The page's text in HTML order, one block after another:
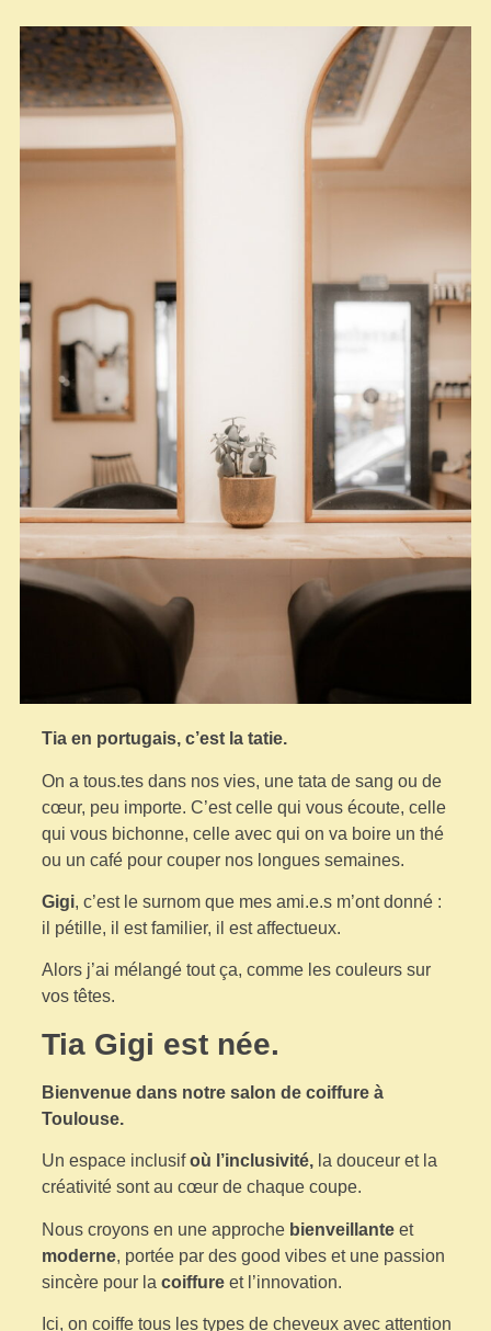
Tia en portugais, c’est la tatie.
On a tous.tes dans nos vies, une tata de sang ou de
cœur, peu importe. C’est celle qui vous écoute, celle
qui vous bichonne, celle avec qui on va boire un thé
ou un café pour couper nos longues semaines.
Gigi, c’est le surnom que mes ami.e.s m’ont donné :
il pétille, il est familier, il est affectueux.
Alors j’ai mélangé tout ça, comme les couleurs sur
vos têtes.
Tia Gigi est née.
Bienvenue dans notre salon de coiffure à
Toulouse.
Un espace inclusifoù l’inclusivité, la douceur et la
créativité sont au cœur de chaque coupe.
Nous croyons en une approche bienveillanteet
moderne, portée par des good vibes et une passion
sincère pour la coiffureet l’innovation.
Ici, on coiffe tous les types de cheveux avec attention